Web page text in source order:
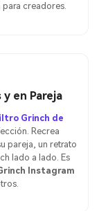
para creadores.
en Pareja
Grinch de
Recrea
pareja, un retrato
lado a lado. Es
Instagram